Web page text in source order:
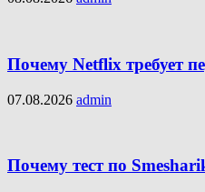
Почему Netflix требует
07.08.2026 admin
Почему тест по